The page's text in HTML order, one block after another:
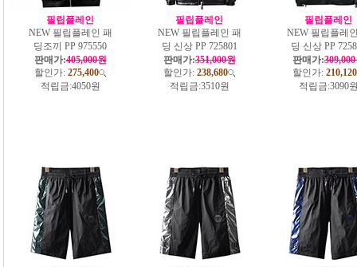
필립플레인
NEW 필립플레인 패
딩조끼 PP 975550
판매가:405,000원
할인가: 275,400
적립금:4050원
필립플레인
NEW 필립플레인 패
딩 신상 PP 725801
판매가:351,000원
할인가: 238,680
적립금:3510원
필립플레인
NEW 필립플레
딩 신상 PP
판매가:
할인가: 210,120
적립금:3090